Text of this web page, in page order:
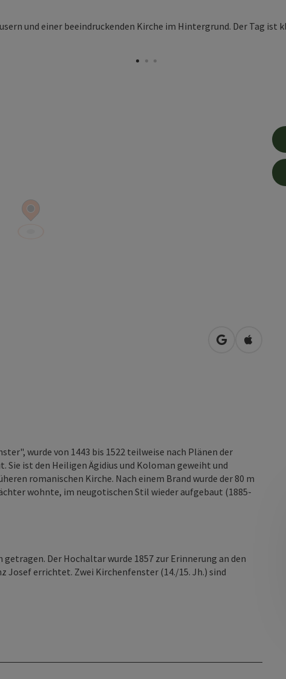
in Googlein Apple
wurde von 1443 bis 1522 teilweise nach Plänen der
Sie ist den Heiligen Ägidius und Koloman geweiht und
romanischen Kirche. Nach einem Brand wurde der 80 m
wohnte, im neugotischen Stil wieder aufgebaut (1885-
Der Hochaltar wurde 1857 zur Erinnerung an den
errichtet. Zwei Kirchenfenster (14./15. Jh.) sind